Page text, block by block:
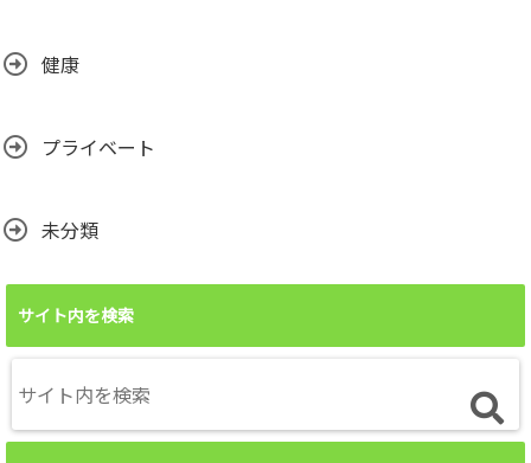
健康
プライベート
未分類
サイト内を検索